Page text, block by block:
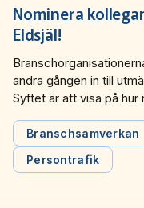
Nominera
Eldsjäl!
andra gången in till
Syftet är att visa på hur
frontfigurer.
Branschsamverkan
Persontrafik